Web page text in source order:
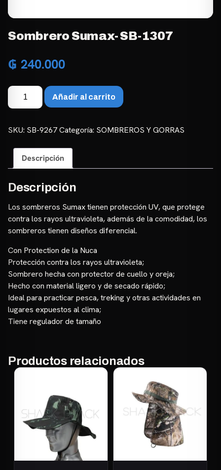
Sombrero Sumax- SB-1307
₲ 240.000
Sombrero
Sumax-
1307
Añadir al carrito
SKU: SB-9267Categoría: SOMBREROS Y GORRAS
Descripción
Descripción
Los sombreros Sumax tienen protección UV, que protege
contra los rayos ultravioleta, además de la comodidad, los
sombreros tienen diseños diferencial.
Con Protection de la Nuca
Protección contra los rayos ultravioleta;
Sombrero hecha con protector de cuello y oreja;
Hecho con material ligero y de secado rápido;
Ideal para practicar pesca, treking y otras actividades en
lugares expuestos al clima;
Tiene regulador de tamaño
Productos relacionados